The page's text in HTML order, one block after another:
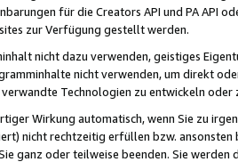
für die Creators API und PA API
zur Verfügung gestellt werden.
nicht dazu verwenden, geistiges
nicht verwenden, um direkt
Technologien zu entwickeln
Wirkung automatisch, wenn Sie zu
nicht rechtzeitig erfüllen bzw. ansonsten
ganz oder teilweise beenden. Sie werden